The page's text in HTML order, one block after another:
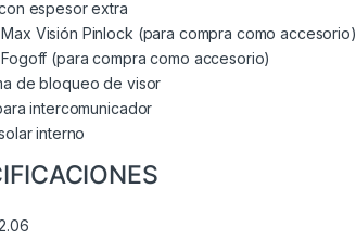
espesor extra
Visión Pinlock (para compra como accesorio)
(para compra como accesorio)
de bloqueo de visor
intercomunicador
interno